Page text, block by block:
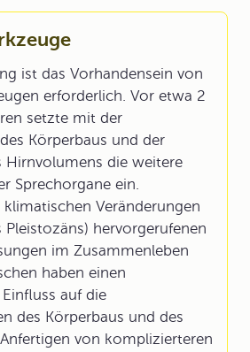
ist das Vorhandensein von
erforderlich. Vor etwa 2
setzte mit der
Körperbaus und der
Hirnvolumens die weitere
Sprechorgane ein.
Veränderungen
Pleistozäns) hervorgerufenen
im Zusammenleben
haben einen
auf die
des Körperbaus und des
von komplizierteren